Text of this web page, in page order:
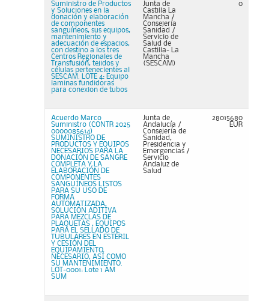
Suministro de Productos
y Soluciones en la
donación y elaboración
de componentes
sanguíneos, sus equipos,
mantenimiento y
adecuación de espacios,
con destino a los tres
Centros Regionales de
Transfusión, tejidos y
células pertenecientes al
SESCAM. LOTE 4: Equipo
laminas fundidoras
para conexion de tubos
Junta de
Castilla La
Mancha /
Consejería
Sanidad /
Servicio de
Salud de
Castilla- La
Mancha
(SESCAM)
0
Acuerdo Marco
Suministro (CONTR 2025
0000085614)
SUMINISTRO DE
PRODUCTOS Y EQUIPOS
NECESARIOS PARA LA
DONACIÓN DE SANGRE
COMPLETA Y LA
ELABORACIÓN DE
COMPONENTES
SANGUÍNEOS LISTOS
PARA SU USO DE
FORMA
AUTOMATIZADA,
SOLUCIÓN ADITIVA
PARA MEZCLAS DE
PLAQUETAS , EQUIPOS
PARA EL SELLADO DE
TUBULARES EN ESTÉRIL
Y CESIÓN DEL
EQUIPAMIENTO
NECESARIO, ASÍ COMO
SU MANTENIMIENTO.
LOT-0001: Lote 1 AM
SUM
Junta de
Andalucía /
Consejería de
Sanidad,
Presidencia y
Emergencias /
Servicio
Andaluz de
Salud
28015680
EUR